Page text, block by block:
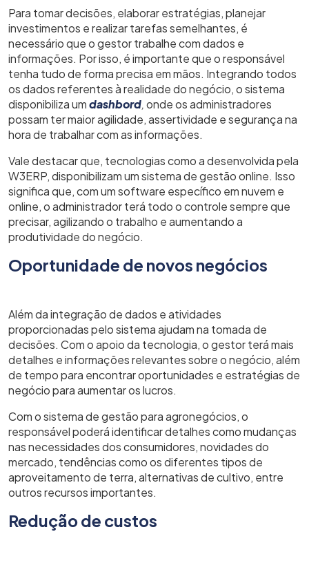
Para tomar decisões, elaborar estratégias, planejar
investimentos e realizar tarefas semelhantes, é
necessário que o gestor trabalhe com dados e
informações. Por isso, é importante que o responsável
tenha tudo de forma precisa em mãos. Integrando todos
os dados referentes à realidade do negócio, o sistema
disponibiliza umdashbord,onde os administradores
possam ter maior agilidade, assertividade e segurança na
hora de trabalhar com as informações.
Vale destacar que, tecnologias como a desenvolvida pela
W3ERP, disponibilizam um sistema de gestão online. Isso
significa que, com um software específico em nuvem e
online, o administrador terá todo o controle sempre que
precisar, agilizando o trabalho e aumentando a
produtividade do negócio.
Oportunidade de novos negócios
Além da integração de dados e atividades
proporcionadas pelo sistema ajudam na tomada de
decisões. Com o apoio da tecnologia, o gestor terá mais
detalhes e informações relevantes sobre o negócio, além
de tempo para encontrar oportunidades e estratégias de
negócio para aumentar os lucros.
Com o sistema de gestão para agronegócios, o
responsável poderá identificar detalhes como mudanças
nas necessidades dos consumidores, novidades do
mercado, tendências como os diferentes tipos de
aproveitamento de terra, alternativas de cultivo, entre
outros recursos importantes.
Redução de custos